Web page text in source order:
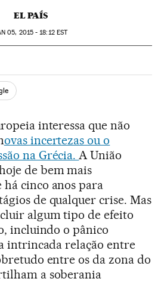
EL PAÍS
05, 2015 - 18:12EST
Twitter
Redes Sociales
interessa que não
ovas incertezas ou o
na Grécia.A União
de bem mais
cinco anos para
de qualquer crise. Mas
algum tipo de efeito
incluindo o pânico
intrincada relação entre
entre os da zona do
a soberania